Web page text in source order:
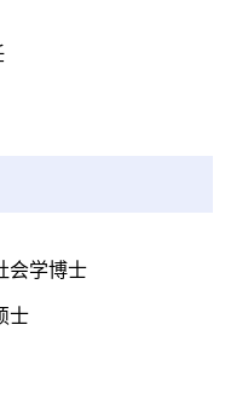
会学博士
士